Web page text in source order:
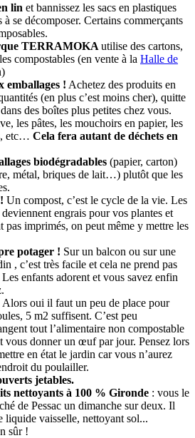
lin et bannissez les sacs en plastiques
se décomposer. Certains commerçants
TERRAMOKA utilise des cartons,
compostables (en vente à la Halle de
emballages ! Achetez des produits en
(en plus c’est moins cher), quitte
des boîtes plus petites chez vous.
les pâtes, les mouchoirs en papier, les
etc… Cela fera autant de déchets en
biodégradables (papier, carton)
métal, briques de lait…) plutôt que les
Un compost, c’est le cycle de la vie. Les
engrais pour vos plantes et
pas imprimés, on peut même y mettre les
potager ! Sur un balcon ou sur une
, c’est très facile et cela ne prend pas
enfants adorent et vous savez enfin
Alors oui il faut un peu de place pour
5 m2 suffisent. C’est peu
tout l’alimentaire non compostable
vous donner un œuf par jour. Pensez lors
en état le jardin car vous n’aurez
du poulailler.
jetables.
nettoyants à 100 % Gironde : vous le
de Pessac un dimanche sur deux. Il
liquide vaisselle, nettoyant sol...
sûr !